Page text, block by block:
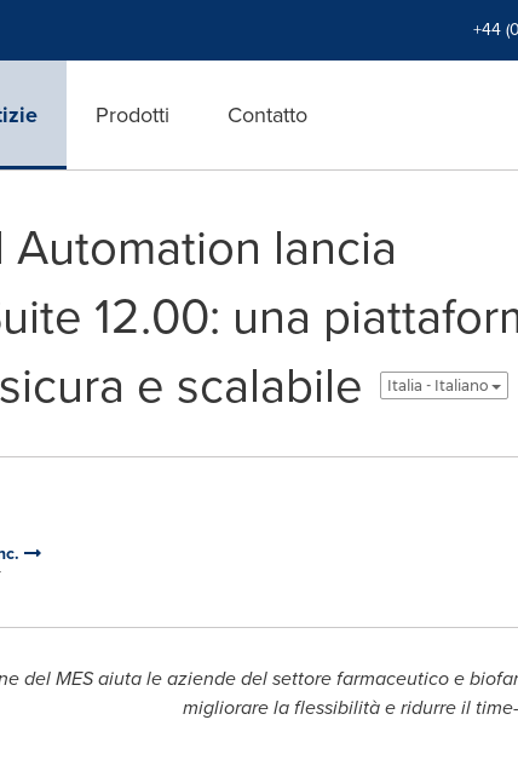
+44
Prodotti Contatto
Automation lancia
12.00: una
e scalabile
Italia - Italiano
del MES aiuta le aziende del settore farmaceutico e
migliorare la flessibilità e ridurre il